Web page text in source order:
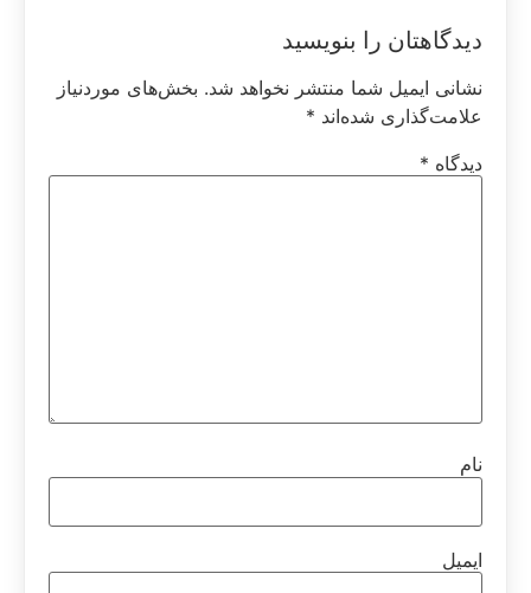
دیدگاهتان را بنویسید
نشانی ایمیل شما منتشر نخواهد شد. بخش‌های موردنیاز
علامت‌گذاری شده‌اند *
دیدگاه *
نام
ایمیل